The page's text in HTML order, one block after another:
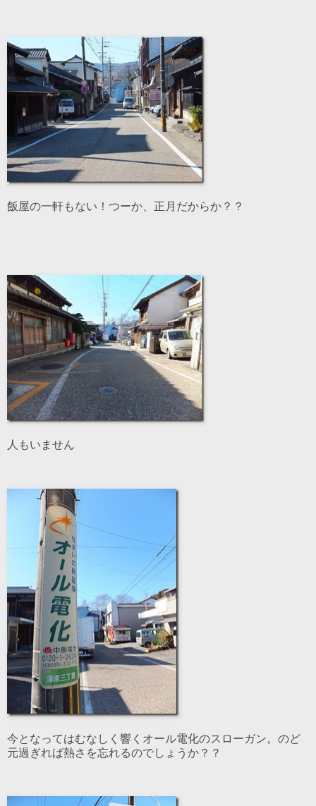
飯屋の一軒もない！つーか、正月だからか？？
人もいません
今となってはむなしく響くオール電化のスローガン。のど
元過ぎれば熱さを忘れるのでしょうか？？